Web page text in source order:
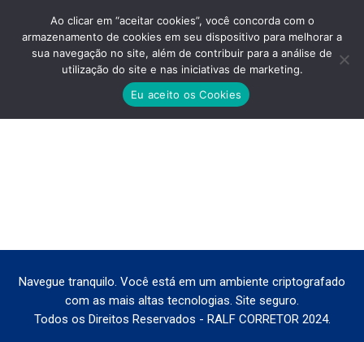
CONNECTION-MOOCA–PRECO
Você está aqui:
Navegue tranquilo. Você está em um ambiente criptografado
com as mais altas tecnologias. Site seguro.
Todos os Direitos Reservados - RALF CORRETOR 2024.
Ao clicar em “aceitar cookies”, você concorda com o
armazenamento de cookies em seu dispositivo para melhorar a
sua navegação no site, além de contribuir para a análise de
utilização do site e nas iniciativas de marketing.
Eu aceito os Cookies